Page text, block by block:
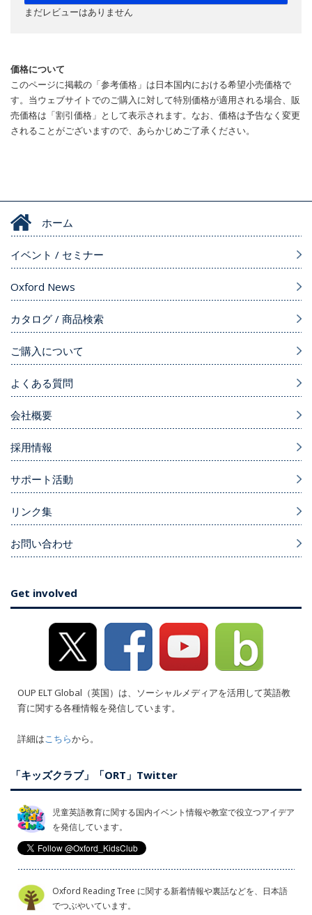
まだレビューはありません
価格について
このページに掲載の「参考価格」は日本国内における希望小売価格で
す。当ウェブサイトでのご購入に対して特別価格が適用される場合、販
売価格は「割引価格」として表示されます。なお、価格は予告なく変更
されることがございますので、あらかじめご了承ください。
ホーム
イベント / セミナー
Oxford News
カタログ / 商品検索
ご購入について
よくある質問
会社概要
採用情報
サポート活動
リンク集
お問い合わせ
Get involved
OUP ELT Global（英国）は、ソーシャルメディアを活用して英語教
育に関する各種情報を発信しています。
詳細はこちらから。
「キッズクラブ」「ORT」Twitter
児童英語教育に関する国内イベント情報や教室で役立つアイデア
を発信しています。
Oxford Reading Tree に関する新着情報や裏話などを、日本語
でつぶやいています。